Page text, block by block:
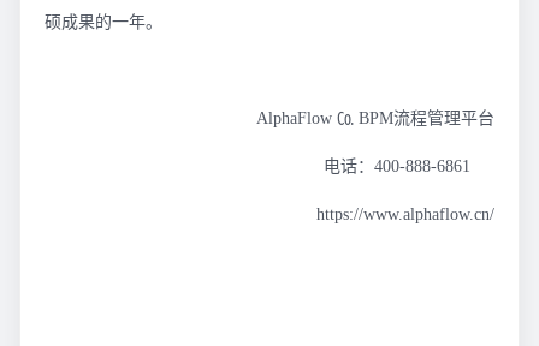
硕成果的一年。
AlphaFlow ㏇ BPM流程管理平台
电话：400-888-6861
https://www.alphaflow.cn/